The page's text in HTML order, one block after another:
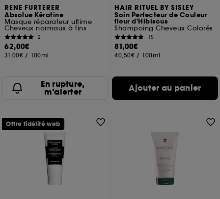
RENE FURTERER
Absolue Kératine
Masque réparateur ultime
Cheveux normaux à fins
2
62,00€
31,00€ / 100ml
En rupture,
m’alerter
HAIR RITUEL BY SISLEY
Soin Perfecteur de Couleur
fleur d'Hibiscus
Shampoing Cheveux Colorés
15
81,00€
40,50€ / 100ml
Ajouter au panier
Offre fidélité web